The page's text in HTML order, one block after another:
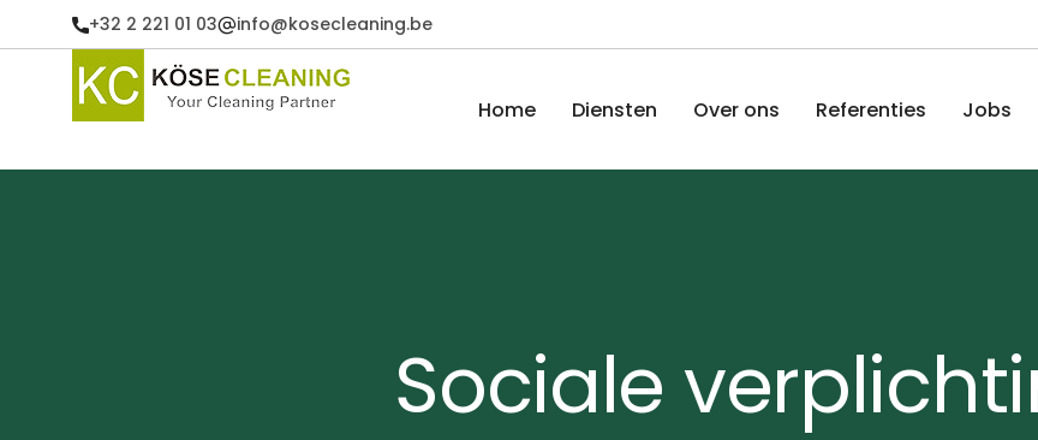
+32 2 221 01 03 info@kosecleaning.be
Home Diensten Over ons Referenties Jobs
Sociale